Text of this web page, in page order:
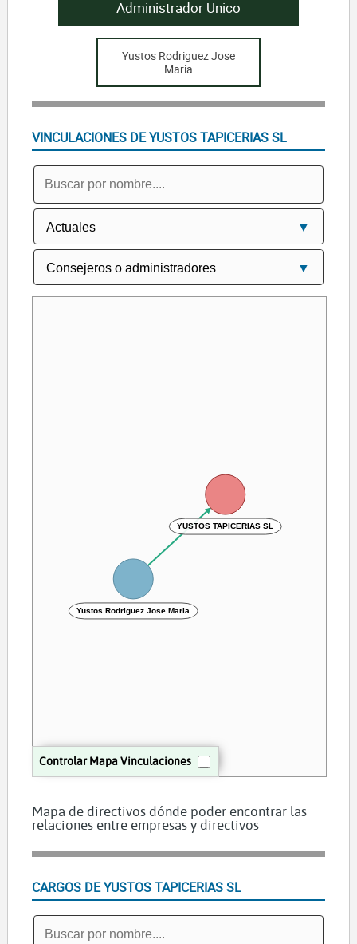
Administrador Unico
Yustos Rodriguez Jose
Maria
VINCULACIONES DE YUSTOS TAPICERIAS SL
Controlar Mapa Vinculaciones
YUSTOS TAPICERIAS SL
Yustos Rodriguez Jose Maria
Mapa de directivos dónde poder encontrar las
relaciones entre empresas y directivos
CARGOS DE YUSTOS TAPICERIAS SL